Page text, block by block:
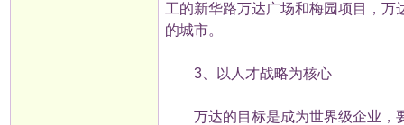
工的新华路万达广场和梅园项目，
的城市。
3、以人才战略为核心
万达的目标是成为世界级企业，要